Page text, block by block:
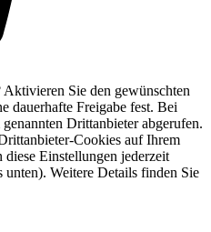
Aktivieren Sie den gewünschten
dauerhafte Freigabe fest. Bei
Drittanbieter abgerufen.
Cookies auf Ihrem
diese Einstellungen jederzeit
Weitere Details finden Sie